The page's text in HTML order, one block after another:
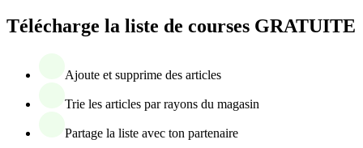
Télécharge la liste de courses GRATUITE
Ajoute et supprime des articles
Trie les articles par rayons du magasin
Partage la liste avec ton partenaire